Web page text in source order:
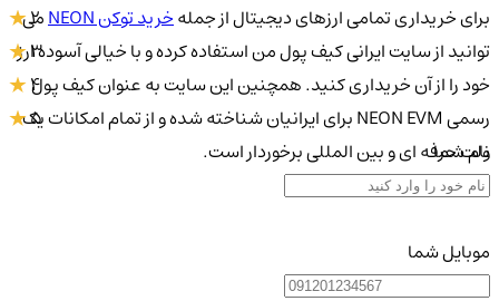
برای خریداری تمامی ارزهای دیجیتال از جملهخرید توکن NEON
می
توانید از سایت ایرانی کیف پول من استفاده کرده و با خیالی آسوده ارز
خود را از آن خریداری کنید. همچنین این سایت به عنوان کیف پول
رسمی NEON EVM برای ایرانیان شناخته شده و از تمام امکانات یک
ولت حرفه ای و بین المللی برخوردار است.
2
3
4
5
نام شما
موبایل شما